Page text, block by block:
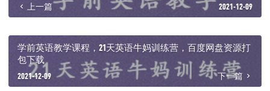
├─ 35.如何为爱发脾气的孩子降噪.mp3
├─ 36.提升格局–改变孩子不接受建议以及马虎等问题.mp3
├─ 39.第39课：欧洲旅游心得（二）——每逢大事有静气.mp3
├─ 40.第40课：璐瑶妈妈的时间如何管理的.mp3
├─ 41.第41课：家有多宝 夫妻和谐的秘方.mp3
├─ 42.第42课：怎样为孩子树规矩？心中有规矩 行为定方圆.mp3
上一篇 2021-12-09
学前英语教学课程，21天英语牛妈训练营，百度网盘资源打
包下载
2021-12-09 下一篇